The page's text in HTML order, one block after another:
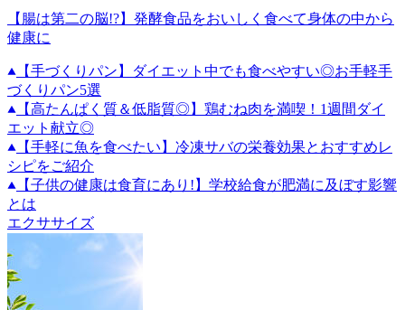
【腸は第二の脳!?】発酵食品をおいしく食べて身体の中から
健康に
【手づくりパン】ダイエット中でも食べやすい◎お手軽手
づくりパン5選
【高たんぱく質＆低脂質◎】鶏むね肉を満喫！1週間ダイ
エット献立◎
【手軽に魚を食べたい】冷凍サバの栄養効果とおすすめレ
シピをご紹介
【子供の健康は食育にあり!】学校給食が肥満に及ぼす影響
とは
エクササイズ